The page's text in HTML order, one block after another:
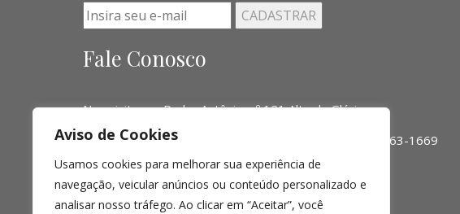
Aviso de Cookies
Usamos cookies para melhorar sua experiência de
navegação, veicular anúncios ou conteúdo personalizado e
analisar nosso tráfego. Ao clicar em “Aceitar”, você
Fale Conosco
Nos visite em Padre Antônio, nº 121 Alto da Glória
Telefone: (041) 3016-6063 - (51) 3103-0345 - (11) 4063-1669
Email: contato@limalopes.com.br
Horários 8:30 AM - 18:00 PM